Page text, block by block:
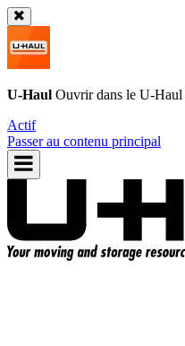
U-Haul Ouvrir dans le U-Haul
Actif
Passer au contenu principal